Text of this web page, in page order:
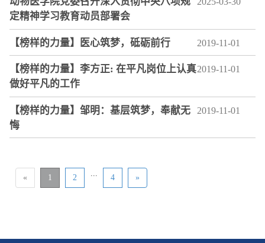
定精神学习教育动员部署会
【榜样的力量】医心筑梦，砥砺前行 2019-11-01
【榜样的力量】李方正: 在平凡岗位上认真
做好平凡的工作
2019-11-01
【榜样的力量】邹明：基层筑梦，奉献无
悔
2019-11-01
« 1 2 4 »